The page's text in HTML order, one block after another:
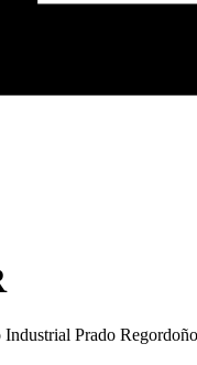
Prado